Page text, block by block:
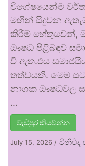
විශේෂයෙන්ම
මඟින් සිදුවන
කිරීම් හේතුවෙන්,
ඖෂධ පිළිබඳව
වී ඇත.එය
තත්වයකි. මෙම
නාශක ඖෂධවල
…
වැඩිපුර කියවන්න
July 15, 2026 / විනිවිද